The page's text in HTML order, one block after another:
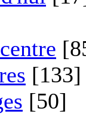
[133]
[50]